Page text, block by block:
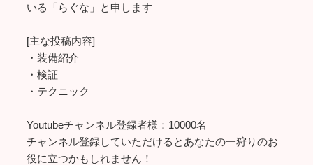
いる「らぐな」と申します
[主な投稿内容]
・装備紹介
・検証
・テクニック
Youtubeチャンネル登録者様：10000名
チャンネル登録していただけるとあなたの一狩りのお
役に立つかもしれません！